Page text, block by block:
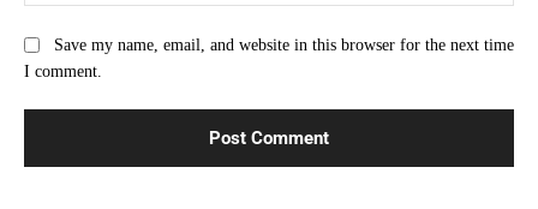
Save my name, email, and website in this browser for the next time
I comment.